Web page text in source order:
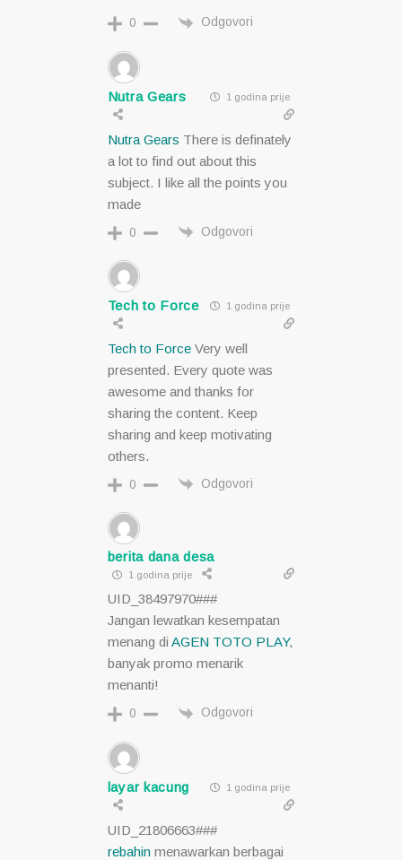
0 Odgovori
Nutra Gears 1 godina prije
Nutra Gears There is definately
a lot to find out about this
subject. I like all the points you
made
0 Odgovori
Tech to Force 1 godina prije
Tech to ForceVery well
presented. Every quote was
awesome and thanks for
sharing the content. Keep
sharing and keep motivating
others.
0 Odgovori
berita dana desa
1 godina prije
UID_38497970###
Jangan lewatkan kesempatan
menang di AGEN TOTO PLAY,
banyak promo menarik
menanti!
0 Odgovori
layar kacung 1 godina prije
UID_21806663###
rebahinmenawarkan berbagai